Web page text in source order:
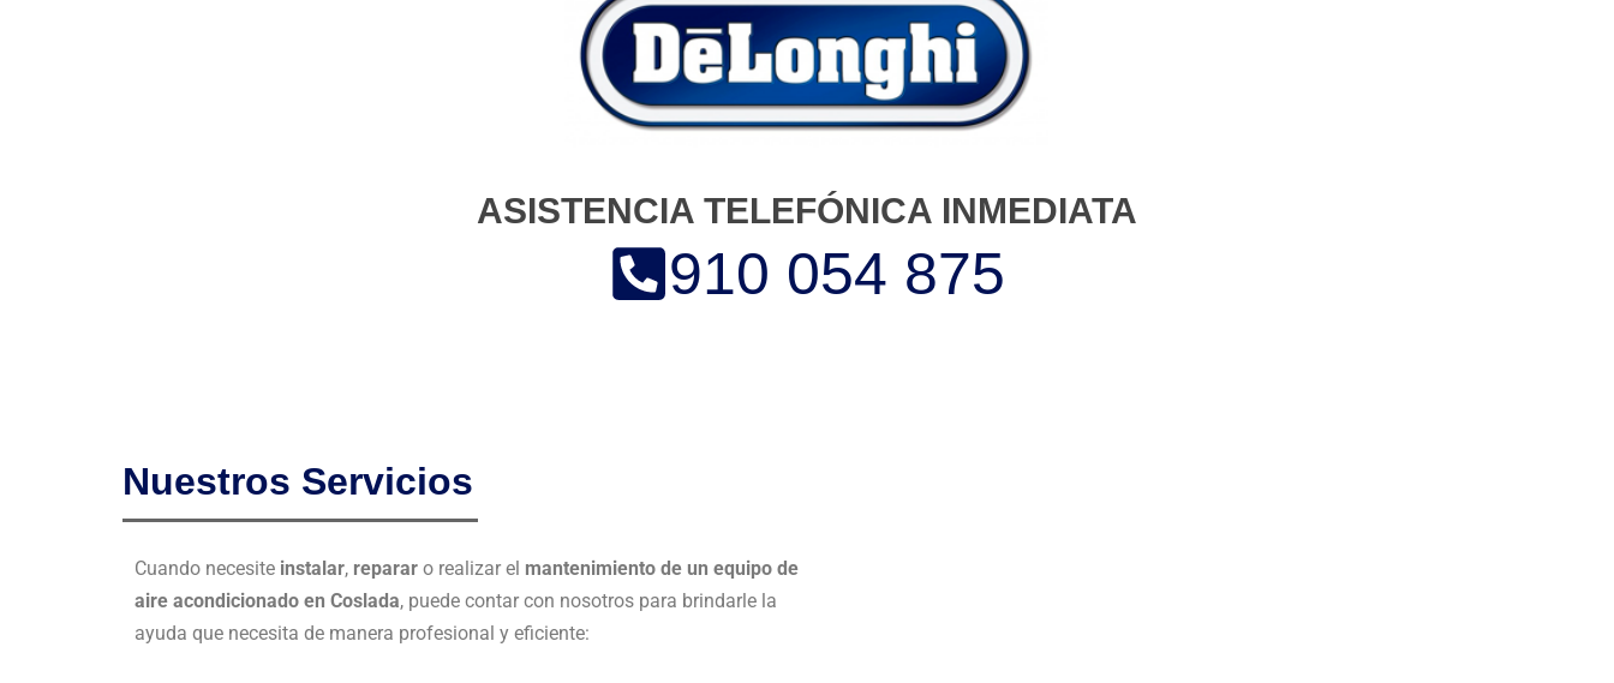
ASISTENCIA TELEFÓNICA INMEDIATA
910 054 875
Nuestros Servicios
Cuando necesite instalar, reparar o realizar el mantenimiento de un equipo de
aire acondicionado en Coslada, puede contar con nosotros para brindarle la
ayuda que necesita de manera profesional y eficiente: